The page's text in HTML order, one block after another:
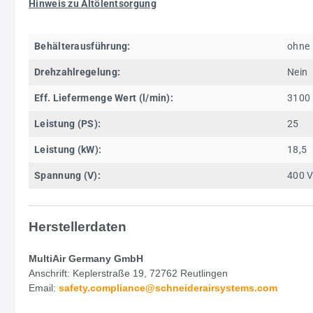
Hinweis zu Altölentsorgung
Behälterausführung: ohne
Drehzahlregelung: Nein
Eff. Liefermenge Wert (l/min): 3100
Leistung (PS): 25
Leistung (kW): 18,5
Spannung (V): 400 V
Herstellerdaten
MultiAir Germany GmbH
Anschrift: Keplerstraße 19, 72762 Reutlingen
Email: safety.compliance@schneiderairsystems.com